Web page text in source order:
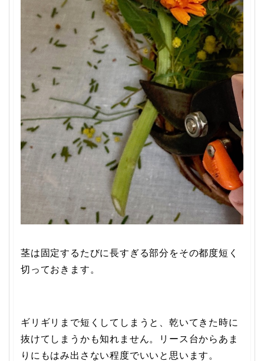
茎は固定するたびに長すぎる部分をその都度短く
切っておきます。
ギリギリまで短くしてしまうと、乾いてきた時に
抜けてしまうかも知れません。リース台からあま
りにもはみ出さない程度でいいと思います。